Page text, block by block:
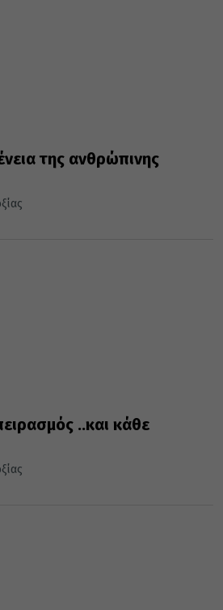
της ανθρώπινης
..και κάθε